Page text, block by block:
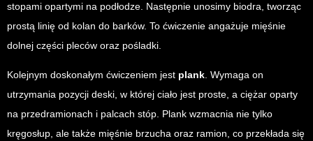
stopami opartymi na podłodze. Następnie unosimy biodra, tworząc
prostą linię od kolan do barków. To ćwiczenie angażuje mięśnie
dolnej części pleców oraz pośladki.
Kolejnym doskonałym ćwiczeniem jest plank. Wymaga on
utrzymania pozycji deski, w której ciało jest proste, a ciężar oparty
na przedramionach i palcach stóp. Plank wzmacnia nie tylko
kręgosłup, ale także mięśnie brzucha oraz ramion, co przekłada się